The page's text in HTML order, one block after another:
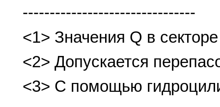
--------------------------------
<1> Значения Q в
<2> Допускается
<3> С помощью